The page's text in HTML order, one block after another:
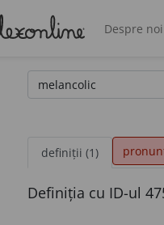
Despre noi
definiții (1)
Definiția cu ID-ul